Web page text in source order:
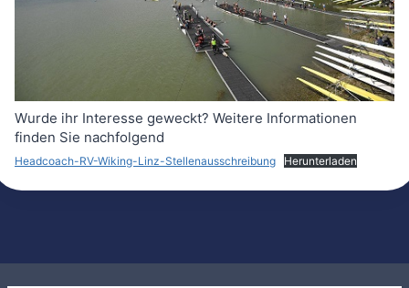
Wurde ihr Interesse geweckt? Weitere Informationen
finden Sie nachfolgend
Headcoach-RV-Wiking-Linz-Stellenausschreibung Herunterladen